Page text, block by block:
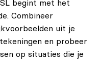
begint met het
Combineer
uit je
en probeer
op situaties die je